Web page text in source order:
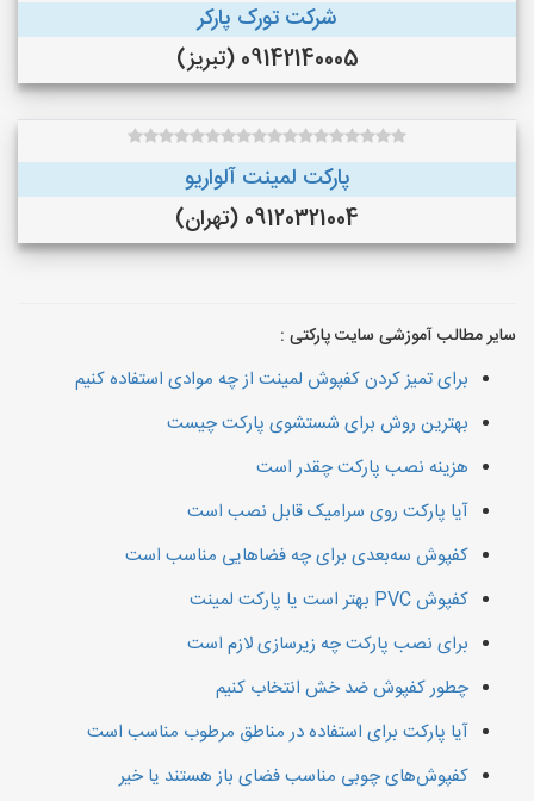
شرکت تورک پارکر
09142140005 (تبریز)
پارکت لمینت آلواریو
09120321004 (تهران)
سایر مطالب آموزشی سایت پارکتی :
برای تمیز کردن کفپوش لمینت از چه موادی استفاده کنیم
بهترین روش برای شستشوی پارکت چیست
هزینه نصب پارکت چقدر است
آیا پارکت روی سرامیک قابل نصب است
کفپوش سه‌بعدی برای چه فضاهایی مناسب است
کفپوش PVC بهتر است یا پارکت لمینت
برای نصب پارکت چه زیرسازی لازم است
چطور کفپوش ضد خش انتخاب کنیم
آیا پارکت برای استفاده در مناطق مرطوب مناسب است
کفپوش‌های چوبی مناسب فضای باز هستند یا خیر